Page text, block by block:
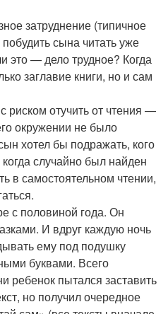
затруднение (типичное
сына читать уже
это — дело трудное? Когда
заглавие книги, но и сам
риском отучить от чтения —
окружении не было
хотел бы подражать, кого
случайно был найден
в самостоятельном чтении,
с половиной года. Он
И вдруг каждую ночь
ему под подушку
буквами. Всего
ребенок пытался заставить
но получил очередное